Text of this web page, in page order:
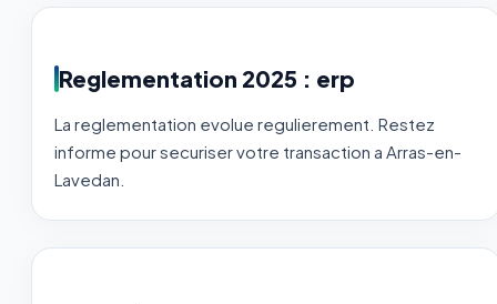
Reglementation 2025 : erp
La reglementation evolue regulierement. Restez
informe pour securiser votre transaction a Arras-en-
Lavedan.